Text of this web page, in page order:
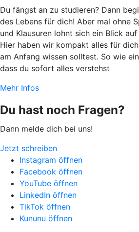
Du fängst an zu studieren? Dann
des Lebens für dich! Aber mal ohne
und Klausuren lohnt sich ein Blick
Hier haben wir kompakt alles für
am Anfang wissen solltest. So wie
dass du sofort alles verstehst
Mehr Infos
Du hast noch Fragen?
Dann melde dich bei uns!
Jetzt schreiben
Instagram öffnen
Facebook öffnen
YouTube öffnen
LinkedIn öffnen
TikTok öffnen
Kununu öffnen